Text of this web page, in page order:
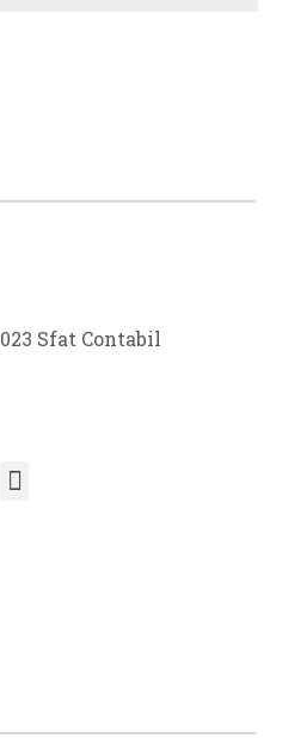
Sfat Contabil